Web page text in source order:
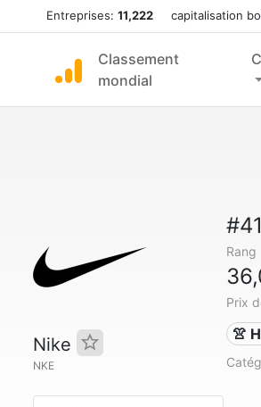
Entreprises: 11,222 capitalisation
Classement
mondial
Nike
NKE
Rang
Prix
👚